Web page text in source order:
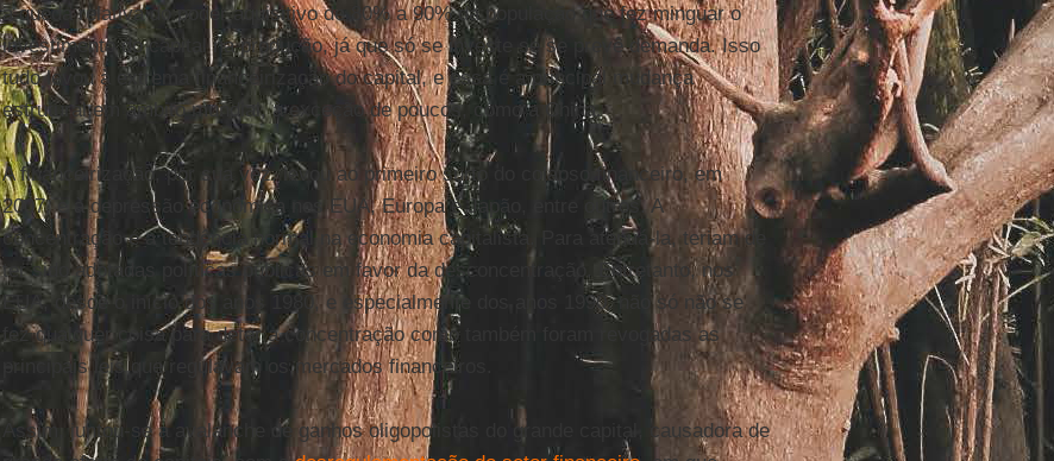
a queda relativa do poder aquisitivo de 80% a 90% da população que fez minguar o
investimento do capital na produção, já que só se investe se se prevê demanda. Isso
tudo levou à extrema financeirização do capital, e essa é a principal mudança
estrutural em âmbito mundial, à exceção de poucos, como a China.
A financeirização, por sua vez, levou ao primeiro surto do colapso financeiro, em
2007, e à depressão econômica nos EUA, Europa e Japão, entre outros. A
concentração é a tendência normal na economia capitalista. Para atenuá-la, teriam de
ter sido adotadas políticas públicas em favor da desconcentração. Entretanto, nos
EUA, desde o início dos anos 1980, e especialmente dos anos 1990, não só não se
fez qualquer coisa para deter a concentração como também foram revogadas as
principais leis que regulavam os mercados financeiros.
Assim, juntou-se a avalanche de ganhos oligopolistas do grande capital, causadora de